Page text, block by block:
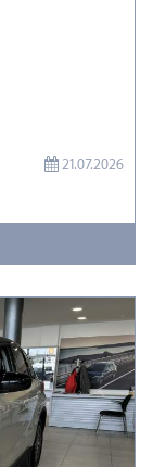
21.07.2026